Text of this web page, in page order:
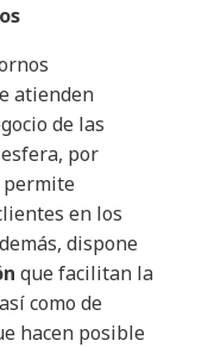
atienden
de las
por
permite
en los
dispone
que facilitan la
como de
hacen posible